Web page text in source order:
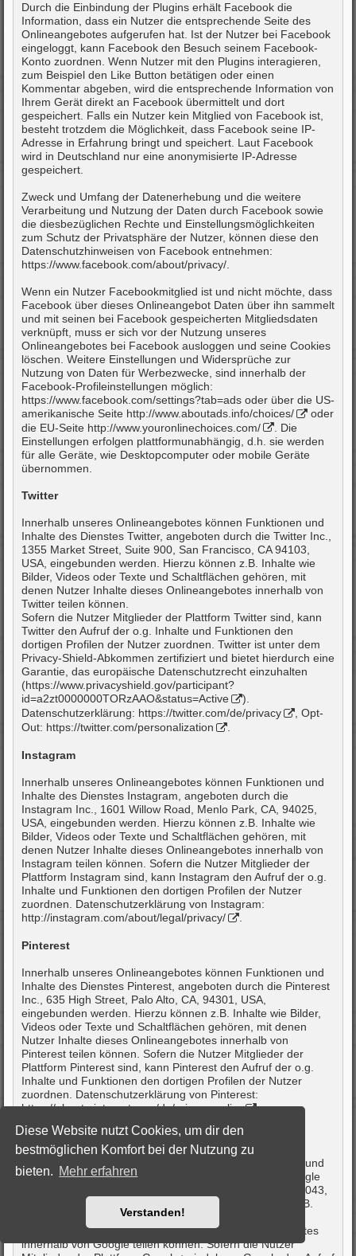
Diese Website nutzt Cookies, um dir den
bestmöglichen Komfort bei der Nutzung zu
bieten. Mehr erfahren
Verstanden!
Durch die Einbindung der Plugins erhält Facebook die
Information, dass ein Nutzer die entsprechende Seite des
Onlineangebotes aufgerufen hat. Ist der Nutzer bei Facebook
eingeloggt, kann Facebook den Besuch seinem Facebook-
Konto zuordnen. Wenn Nutzer mit den Plugins interagieren,
zum Beispiel den Like Button betätigen oder einen
Kommentar abgeben, wird die entsprechende Information von
Ihrem Gerät direkt an Facebook übermittelt und dort
gespeichert. Falls ein Nutzer kein Mitglied von Facebook ist,
besteht trotzdem die Möglichkeit, dass Facebook seine IP-
Adresse in Erfahrung bringt und speichert. Laut Facebook
wird in Deutschland nur eine anonymisierte IP-Adresse
gespeichert.
Zweck und Umfang der Datenerhebung und die weitere
Verarbeitung und Nutzung der Daten durch Facebook sowie
die diesbezüglichen Rechte und Einstellungsmöglichkeiten
zum Schutz der Privatsphäre der Nutzer, können diese den
Datenschutzhinweisen von Facebook entnehmen:
https://www.facebook.com/about/privacy/.
Wenn ein Nutzer Facebookmitglied ist und nicht möchte, dass
Facebook über dieses Onlineangebot Daten über ihn sammelt
und mit seinen bei Facebook gespeicherten Mitgliedsdaten
verknüpft, muss er sich vor der Nutzung unseres
Onlineangebotes bei Facebook ausloggen und seine Cookies
löschen. Weitere Einstellungen und Widersprüche zur
Nutzung von Daten für Werbezwecke, sind innerhalb der
Facebook-Profileinstellungen möglich:
https://www.facebook.com/settings?tab=ads oder über die US-
amerikanische Seite http://www.aboutads.info/choices/
oder
die EU-Seite http://www.youronlinechoices.com/
. Die
Einstellungen erfolgen plattformunabhängig, d.h. sie werden
für alle Geräte, wie Desktopcomputer oder mobile Geräte
übernommen.
Twitter
Innerhalb unseres Onlineangebotes können Funktionen und
Inhalte des Dienstes Twitter, angeboten durch die Twitter Inc.,
1355 Market Street, Suite 900, San Francisco, CA 94103,
USA, eingebunden werden. Hierzu können z.B. Inhalte wie
Bilder, Videos oder Texte und Schaltflächen gehören, mit
denen Nutzer Inhalte dieses Onlineangebotes innerhalb von
Twitter teilen können.
Sofern die Nutzer Mitglieder der Plattform Twitter sind, kann
Twitter den Aufruf der o.g. Inhalte und Funktionen den
dortigen Profilen der Nutzer zuordnen. Twitter ist unter dem
Privacy-Shield-Abkommen zertifiziert und bietet hierdurch eine
Garantie, das europäische Datenschutzrecht einzuhalten
(https://www.privacyshield.gov/participant?
id=a2zt0000000TORzAAO&status=Active
).
Datenschutzerklärung: https://twitter.com/de/privacy
, Opt-
Out: https://twitter.com/personalization .
Instagram
Innerhalb unseres Onlineangebotes können Funktionen und
Inhalte des Dienstes Instagram, angeboten durch die
Instagram Inc., 1601 Willow Road, Menlo Park, CA, 94025,
USA, eingebunden werden. Hierzu können z.B. Inhalte wie
Bilder, Videos oder Texte und Schaltflächen gehören, mit
denen Nutzer Inhalte dieses Onlineangebotes innerhalb von
Instagram teilen können. Sofern die Nutzer Mitglieder der
Plattform Instagram sind, kann Instagram den Aufruf der o.g.
Inhalte und Funktionen den dortigen Profilen der Nutzer
zuordnen. Datenschutzerklärung von Instagram:
http://instagram.com/about/legal/privacy/
.
Pinterest
Innerhalb unseres Onlineangebotes können Funktionen und
Inhalte des Dienstes Pinterest, angeboten durch die Pinterest
Inc., 635 High Street, Palo Alto, CA, 94301, USA,
eingebunden werden. Hierzu können z.B. Inhalte wie Bilder,
Videos oder Texte und Schaltflächen gehören, mit denen
Nutzer Inhalte dieses Onlineangebotes innerhalb von
Pinterest teilen können. Sofern die Nutzer Mitglieder der
Plattform Pinterest sind, kann Pinterest den Aufruf der o.g.
Inhalte und Funktionen den dortigen Profilen der Nutzer
zuordnen. Datenschutzerklärung von Pinterest:
https://about.pinterest.com/de/privacy-policy
.
Google+
Innerhalb unseres Onlineangebotes können Funktionen und
Inhalte der Plattform Google+, angeboten durch die Google
LLC, 1600 Amphitheatre Parkway, Mountain View, CA 94043,
USA („Google“), eingebunden werden. Hierzu können z.B.
Inhalte wie Bilder, Videos oder Texte und Schaltflächen
gehören, mit denen Nutzer Inhalte dieses Onlineangebotes
innerhalb von Google teilen können. Sofern die Nutzer